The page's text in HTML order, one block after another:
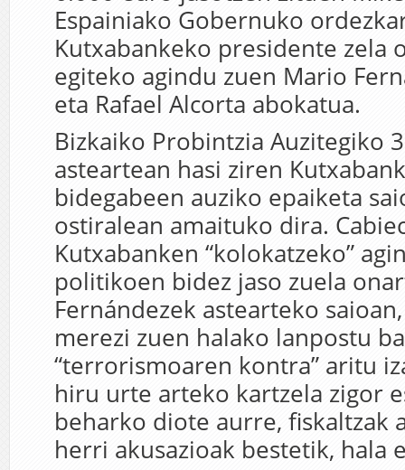
Espainiako Gobernuko
Kutxabankeko presidente zela
egiteko agindu zuen Mario
eta Rafael Alcorta abokatua.
Bizkaiko Probintzia Auzitegiko
asteartean hasi ziren
bidegabeen auziko epaiketa
ostiralean amaituko dira.
Kutxabanken “kolokatzeko”
politikoen bidez jaso zuela
Fernándezek astearteko
merezi zuen halako lanpostu
“terrorismoaren kontra” aritu
hiru urte arteko kartzela zigor
beharko diote aurre, fiskaltzak
herri akusazioak bestetik, hala